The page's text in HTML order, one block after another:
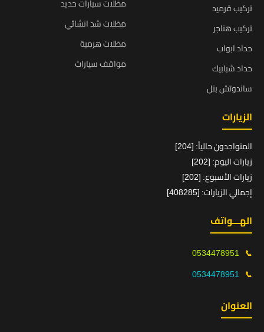
تركيب قرميد
تركيب هناجر
حداد ابواب
حداد شبابيك
ساندوتش بنل
مظلات سيارات حديد
مظلات شد انشائي
مظلات هرمية
مواقف سيارات
الزيارات
المتواجدون حالياً: [204]
زيارات اليوم: [202]
زيارات الأسبوع: [202]
إجمالي الزيارات: [408285]
الهـــواتف
📞
0534478951
📞
0534478951
العنوان